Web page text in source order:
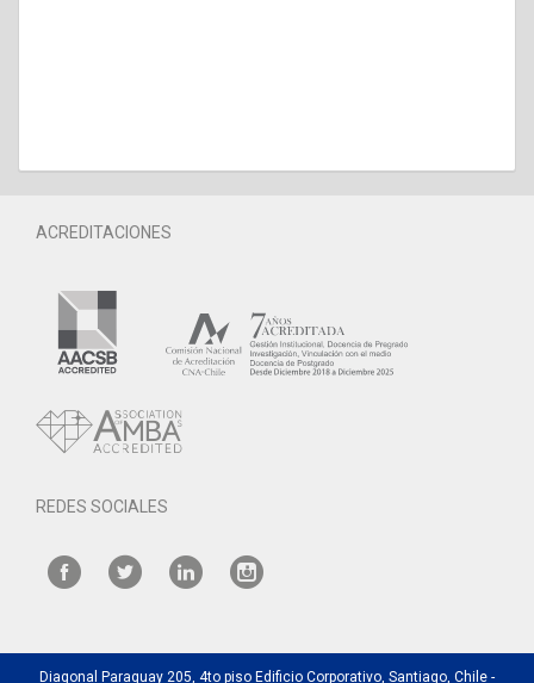
ACREDITACIONES
REDES SOCIALES
Diagonal Paraguay 205, 4to piso Edificio Corporativo, Santiago, Chile -